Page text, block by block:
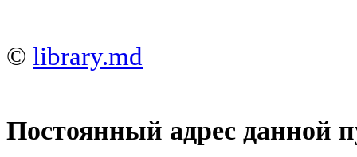
© library.md
Постоянный адрес данной